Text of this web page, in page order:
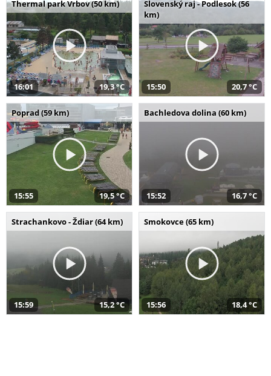
Thermal park Vrbov (50 km)
16:01 19,3 °C
Slovenský raj - Podlesok (56
km)
15:50 20,7 °C
Poprad (59 km)
15:55 19,5 °C
Bachledova dolina (60 km)
15:52 16,7 °C
Strachankovo - Ždiar (64 km)
15:59 15,2 °C
Smokovce (65 km)
15:56 18,4 °C